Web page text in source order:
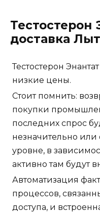
Тестостерон
доставка
Тестостерон
низкие цены.
Стоит помнить:
покупки
последних спрос
незначительно
уровне, в
активно там будут
Автоматизация
процессов,
доступа, и